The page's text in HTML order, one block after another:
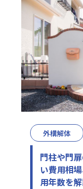
外構解体
門柱や門
い費用相
用年数を解